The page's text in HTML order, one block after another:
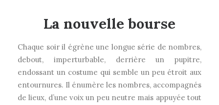
La nouvelle bourse
Chaque soir il égrène une longue série de nombres,
debout, imperturbable, derrière un pupitre,
endossant un costume qui semble un peu étroit aux
entournures. Il énumère les nombres, accompagnés
de lieux, d’une voix un peu neutre mais appuyée tout